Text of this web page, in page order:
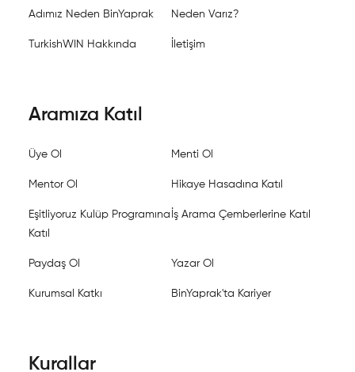
Adımız Neden BinYaprak Neden Varız?
TurkishWIN Hakkında İletişim
Aramıza Katıl
Üye Ol Menti Ol
Mentor Ol Hikaye Hasadına Katıl
Eşitliyoruz Kulüp Programına
Katıl
İş Arama Çemberlerine Katıl
Paydaş Ol Yazar Ol
Kurumsal Katkı BinYaprak'ta Kariyer
Kurallar